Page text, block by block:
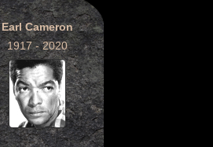
Earl Cameron
1917 - 2020